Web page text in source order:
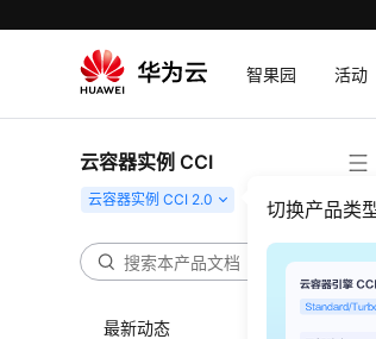
智果园 活动
云容器实例 CCI
切换产品类
最新动态